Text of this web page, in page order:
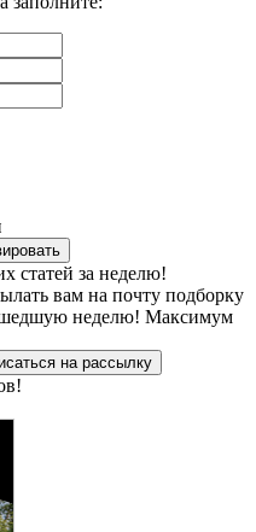
статей за неделю!
вам на почту подборку
неделю! Максимум
на рассылку